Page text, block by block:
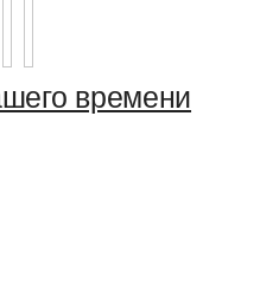
времени